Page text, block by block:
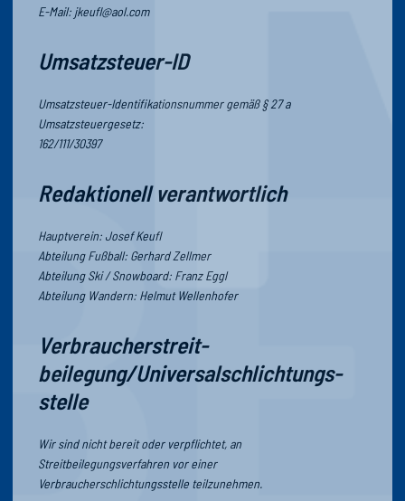
E-Mail: jkeufl@aol.com
Umsatzsteuer-ID
Umsatzsteuer-Identifikationsnummer gemäß § 27 a
Umsatzsteuergesetz:
162/111/30397
Redaktionell verantwortlich
Hauptverein: Josef Keufl
Abteilung Fußball: Gerhard Zellmer
Abteilung Ski / Snowboard: Franz Eggl
Abteilung Wandern: Helmut Wellenhofer
Verbraucher­streit­
beilegung/Universal­schlichtungs­
stelle
Wir sind nicht bereit oder verpflichtet, an
Streitbeilegungsverfahren vor einer
Verbraucherschlichtungsstelle teilzunehmen.